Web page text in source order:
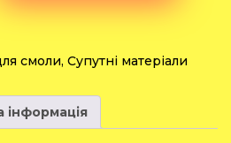
смоли, Супутні матеріали
інформація